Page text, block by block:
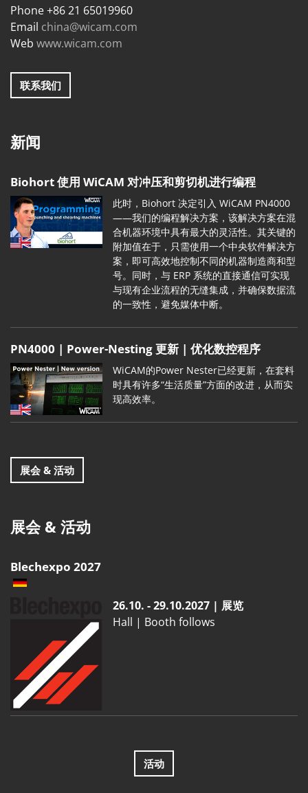
Phone +86 21 65019960
Email china@wicam.com
Web www.wicam.com
联系我们
新闻
Biohort 使用 WiCAM 对冲压和剪切机进行编程
此时，Biohort 决定引入 WiCAM PN4000
——我们的编程解决方案，该解决方案在混
合机器环境中具有最大的灵活性。其关键的
附加值在于，只需使用一个中央软件解决方
案，即可高效地控制不同的机器制造商和型
号。同时，与 ERP 系统的直接通信可实现
与现有企业流程的无缝集成，并确保数据流
的一致性，避免媒体中断。
PN4000 | Power-Nesting 更新 | 优化数控程序
WiCAM的Power Nester已经更新，在套料
时具有许多“生活质量”方面的改进，从而实
现高效率。
展会 & 活动
展会 & 活动
Blechexpo 2027
26.10. - 29.10.2027 | 展览
Hall | Booth follows
活动